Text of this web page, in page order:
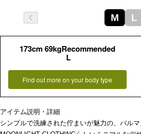
M L
173cm 69kgRecommended
L
Find out more on your body type
アイテム説明・詳細
シンプルで洗練された佇まいが魅力の、バルマ